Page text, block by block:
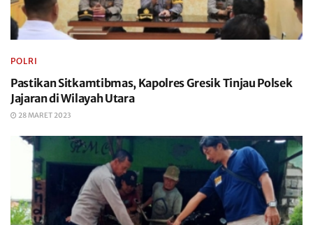
POLRI
Pastikan Sitkamtibmas, Kapolres Gresik Tinjau Polsek
Jajaran di Wilayah Utara
28 MARET 2023